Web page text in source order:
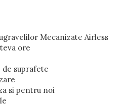
Mecanizate Airless
ore
de suprafete
si pentru noi